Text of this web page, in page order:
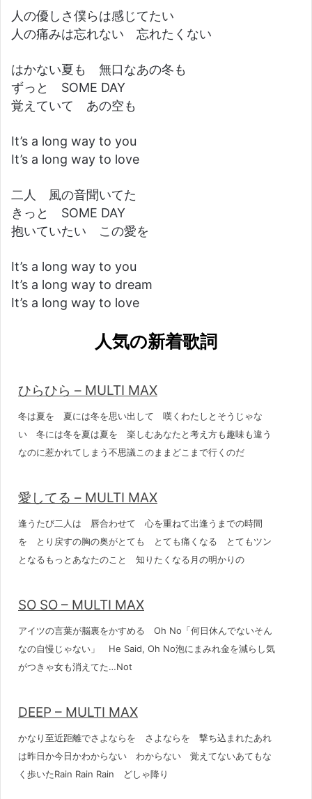
人の優しさ僕らは感じてたい
人の痛みは忘れない 忘れたくない
はかない夏も 無口なあの冬も
ずっと SOME DAY
覚えていて あの空も
It’s a long way to you
It’s a long way to love
二人 風の音聞いてた
きっと SOME DAY
抱いていたい この愛を
It’s a long way to you
It’s a long way to dream
It’s a long way to love
人気の新着歌詞
ひらひら – MULTI MAX
冬は夏を 夏には冬を思い出して 嘆くわたしとそうじゃな
い 冬には冬を夏は夏を 楽しむあなたと考え方も趣味も違う
なのに惹かれてしまう不思議このままどこまで行くのだ
愛してる – MULTI MAX
逢うたび二人は 唇合わせて 心を重ねて出逢うまでの時間
を とり戻すの胸の奥がとても とても痛くなる とてもツン
となるもっとあなたのこと 知りたくなる月の明かりの
SO SO – MULTI MAX
アイツの言葉が脳裏をかすめる Oh No「何日休んでないそん
なの自慢じゃない」 He Said, Oh No泡にまみれ金を減らし気
がつきゃ女も消えてた…Not
DEEP – MULTI MAX
かなり至近距離でさよならを さよならを 撃ち込まれたあれ
は昨日か今日かわからない わからない 覚えてないあてもな
く歩いたRain Rain Rain どしゃ降り